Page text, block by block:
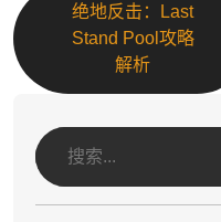
绝地反击：Last
Stand Pool攻略
解析